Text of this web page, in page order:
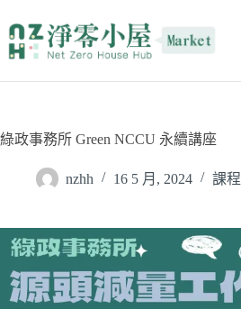
綠政事務所 Green NCCU 永續講座
nzhh 16 5 月, 2024 課程